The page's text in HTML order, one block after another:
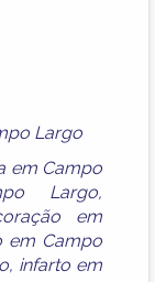
Largo
em Campo
Largo,
em
em Campo
, infarto em